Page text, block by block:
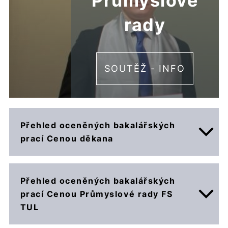
rady
SOUTĚŽ - INFO
Přehled oceněných bakalářských
prací Cenou děkana
2025
Přehled oceněných bakalářských
prací Cenou Průmyslové rady FS
TUL